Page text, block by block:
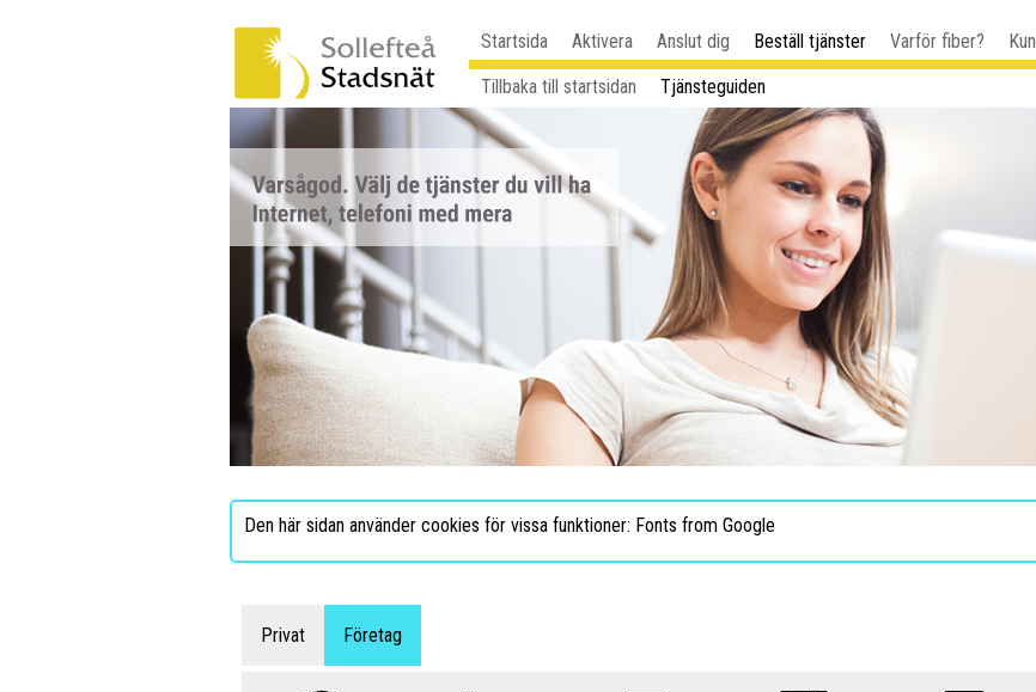
Startsida Aktivera Anslut dig Beställ tjänster Varför fiber?
Tillbaka till startsidan
Tjänsteguiden
Den här sidan använder cookies för vissa funktioner: Fonts from Google
Privat Företag